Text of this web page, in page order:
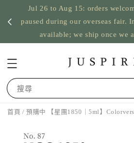
Jul 26 to Aug 15: orders
paused during our overseas fair.
available; we ship once we
搜尋
首頁 / 預購中 【星團1850｜5ml】